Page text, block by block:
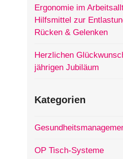
Ergonomie im
Hilfsmittel zur
Rücken & Gelenken
Herzlichen
jährigen Jubiläum
Kategorien
OP Tisch-Systeme